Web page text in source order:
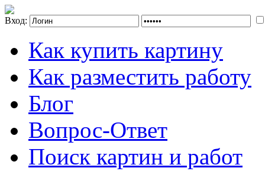
Вход:
Как купить картину
Как разместить работу
Блог
Вопрос-Ответ
Поиск картин и работ